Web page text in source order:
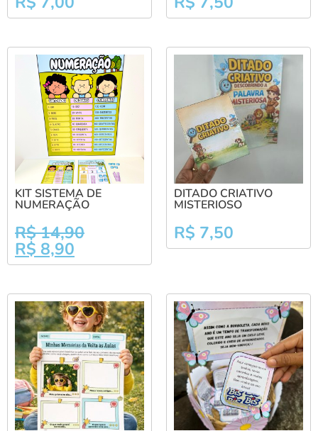
KIT SISTEMA DE
NUMERAÇÃO
R$14,90
R$ 8,90
DITADO CRIATIVO
MISTERIOSO
R$ 7,50